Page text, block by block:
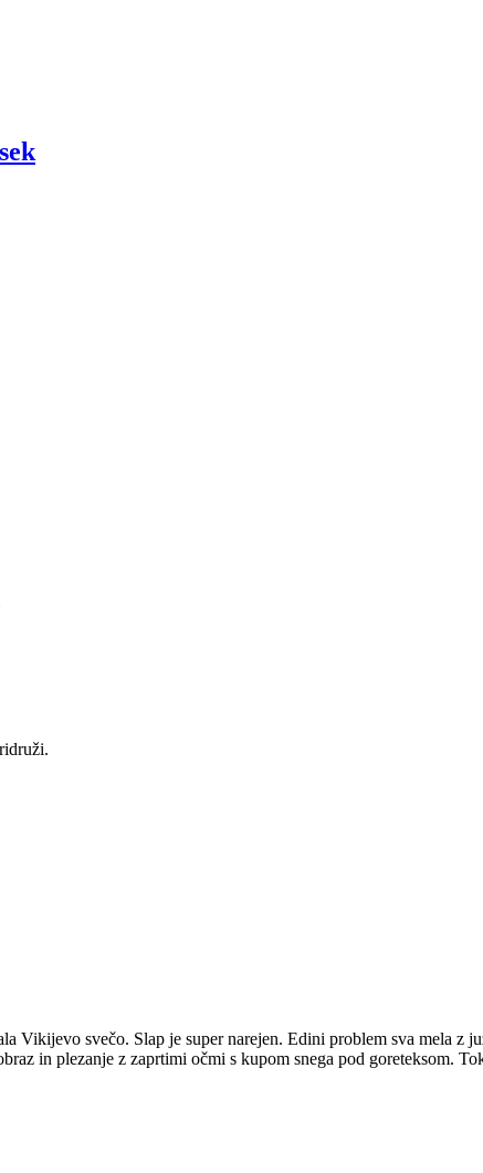
Vikijevo svečo. Slap je super narejen. Edini problem sva mela
in plezanje z zaprtimi očmi s kupom snega pod goreteksom.